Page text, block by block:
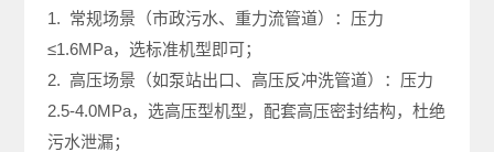
1. 常规场景（市政污水、重力流管道）：压力
≤1.6MPa，选标准机型即可；
2. 高压场景（如泵站出口、高压反冲洗管道）：压力
2.5-4.0MPa，选高压型机型，配套高压密封结构，杜绝
污水泄漏；